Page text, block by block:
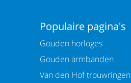
Populaire pagina's
Gouden horloges
Gouden armbanden
Van den Hof trouwringen